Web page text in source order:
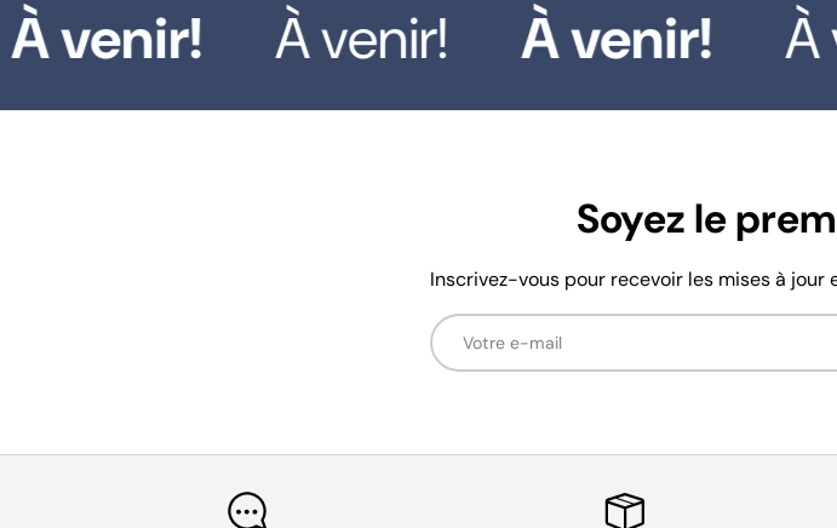
venir! À venir! À venir! À
Soyez le
Inscrivez-vous pour recevoir les mises à jour
E-mail